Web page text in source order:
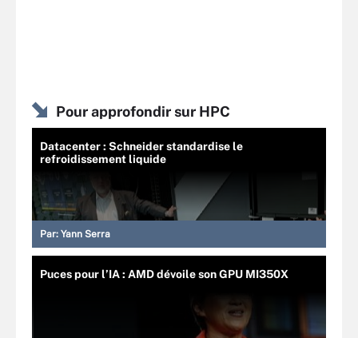
Pour approfondir sur HPC
Datacenter : Schneider standardise le
refroidissement liquide
Par: Yann Serra
Puces pour l’IA : AMD dévoile son GPU MI350X